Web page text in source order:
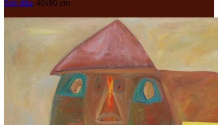
Sơn dầu, 40x80 cm